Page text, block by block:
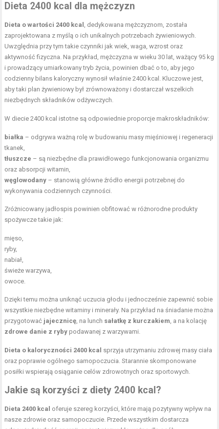
Dieta 2400 kcal dla mężczyzn
Dieta o wartości 2400 kcal , dedykowana mężczyznom, została
zaprojektowana z myślą o ich unikalnych potrzebach żywieniowych.
Uwzględnia przy tym takie czynniki jak wiek, waga, wzrost oraz
aktywność fizyczna. Na przykład, mężczyzna w wieku 30 lat, ważący 95 kg
i prowadzący umiarkowany tryb życia, powinien dbać o to, aby jego
codzienny bilans kaloryczny wynosił właśnie 2400 kcal. Kluczowe jest,
aby taki plan żywieniowy był zrównoważony i dostarczał wszelkich
niezbędnych składników odżywczych.
W diecie 2400 kcal istotne są odpowiednie proporcje makroskładników:
białka – odgrywa ważną rolę w budowaniu masy mięśniowej i regeneracji
tkanek,
tłuszcze – są niezbędne dla prawidłowego funkcjonowania organizmu
oraz absorpcji witamin,
węglowodany – stanowią główne źródło energii potrzebnej do
wykonywania codziennych czynności.
Zróżnicowany jadłospis powinien obfitować w różnorodne produkty
spożywcze takie jak:
mięso,
ryby,
nabiał,
świeże warzywa,
owoce.
Dzięki temu można uniknąć uczucia głodu i jednocześnie zapewnić sobie
wszystkie niezbędne witaminy i minerały. Na przykład na śniadanie można
przygotować jajecznicę, na lunch sałatkę z kurczakiem, a na kolację
zdrowe danie z ryby podawanej z warzywami.
Dieta o kaloryczności 2400 kcal sprzyja utrzymaniu zdrowej masy ciała
oraz poprawie ogólnego samopoczucia. Starannie skomponowane
posiłki wspierają osiąganie celów zdrowotnych oraz sportowych.
Jakie są korzyści z diety 2400 kcal?
Dieta 2400 kcal oferuje szereg korzyści, które mają pozytywny wpływ na
nasze zdrowie oraz samopoczucie. Przede wszystkim dostarcza